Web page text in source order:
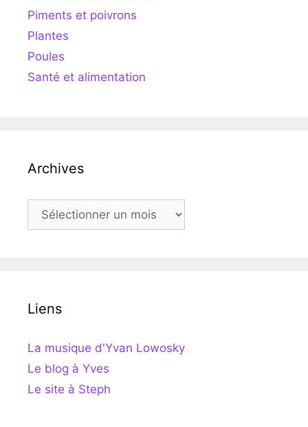
Piments et poivrons
Plantes
Poules
Santé et alimentation
Archives
Archives
Liens
La musique d'Yvan Lowosky
Le blog à Yves
Le site à Steph